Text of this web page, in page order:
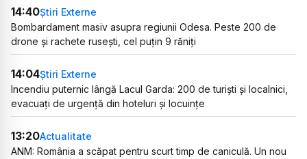
14:40Știri Externe
Bombardament masiv asupra regiunii Odesa. Peste 200 de
drone și rachete rusești, cel puțin 9 răniți
14:04Știri Externe
Incendiu puternic lângă Lacul Garda: 200 de turiști și localnici,
evacuați de urgență din hoteluri și locuințe
13:20Actualitate
ANM: România a scăpat pentru scurt timp de caniculă. Un nou